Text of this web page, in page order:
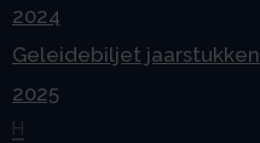
2024
Geleidebiljet jaarstukken
2025
H